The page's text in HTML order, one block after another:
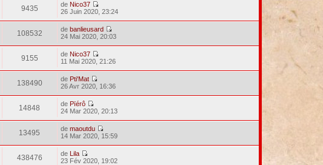
9435 de Nico37
26 Juin 2020, 23:24
108532 debanlieusard
24 Mai 2020, 20:03
9155 de Nico37
11 Mai 2020, 21:26
138490 de Pti'Mat
26 Avr 2020, 16:36
14848 de Pïérô
24 Mar 2020, 20:13
13495 demaoutdu
14 Mar 2020, 15:59
438476 de Lila
23 Fév 2020, 19:02